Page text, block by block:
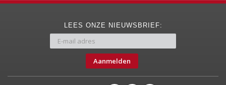
LEES ONZE NIEUWSBRIEF:
Aanmelden